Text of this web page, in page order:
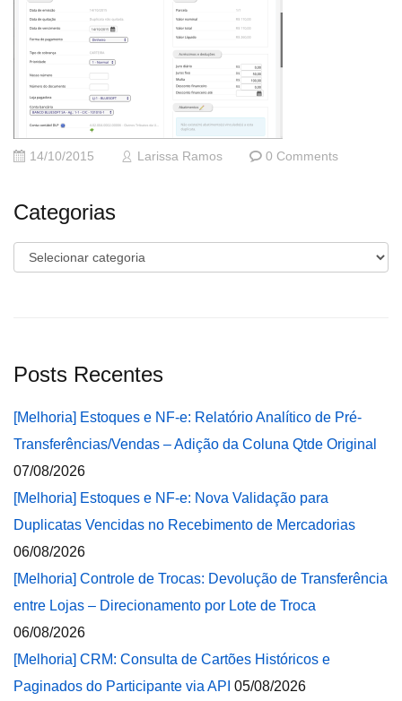
14/10/2015 Larissa Ramos 0 Comments
Categorias
Categorias
Posts Recentes
[Melhoria] Estoques e NF-e: Relatório Analítico de Pré-
Transferências/Vendas – Adição da Coluna Qtde Original
07/08/2026
[Melhoria] Estoques e NF-e: Nova Validação para
Duplicatas Vencidas no Recebimento de Mercadorias
06/08/2026
[Melhoria] Controle de Trocas: Devolução de Transferência
entre Lojas – Direcionamento por Lote de Troca
06/08/2026
[Melhoria] CRM: Consulta de Cartões Históricos e
Paginados do Participante via API 05/08/2026